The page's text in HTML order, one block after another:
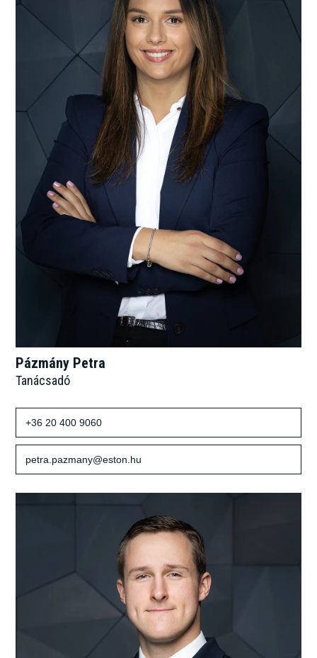
Pázmány Petra
Tanácsadó
+36 20 400 9060
petra.pazmany@eston.hu